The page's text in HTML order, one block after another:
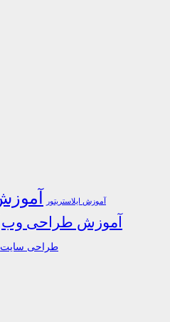
آموزش ایلاستریتور
آموزش طراحی وب
طراحی سایت